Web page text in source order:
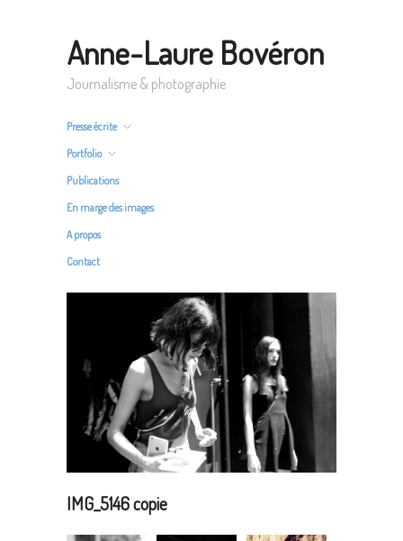
Anne-Laure Bovéron
Journalisme & photographie
Presse écrite
Portfolio
Publications
En marge des images
A propos
Contact
IMG_5146 copie